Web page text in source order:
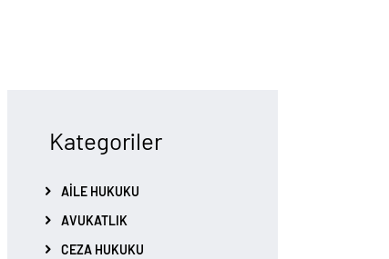
Kategoriler
AILE HUKUKU
AVUKATLIK
CEZA HUKUKU